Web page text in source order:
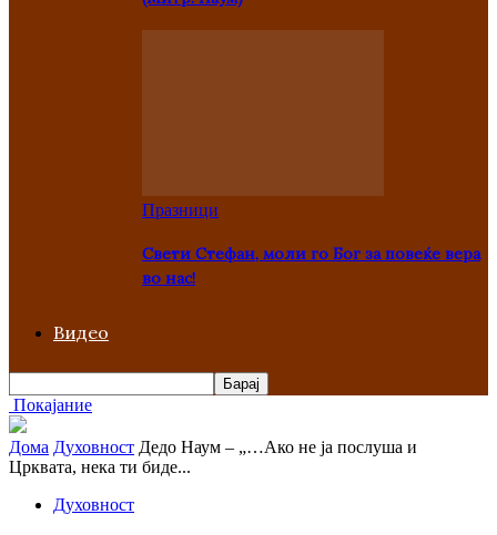
Празници
Свети Стефан, моли го Бог за повеќе вера
во нас!
Видео
Покајание
Дома Духовност Дедо Наум – „…Ако не ја послуша и
Црквата, нека ти биде...
Духовност